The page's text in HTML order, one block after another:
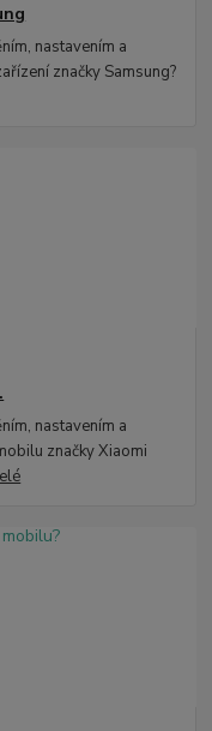
nastavením a
značky Samsung?
nastavením a
značky Xiaomi